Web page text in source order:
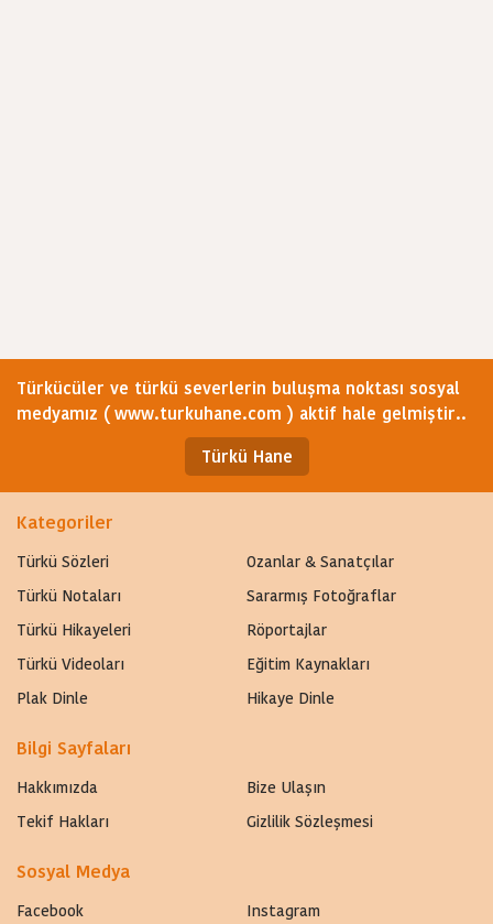
Türkücüler ve türkü severlerin buluşma noktası sosyal
medyamız ( www.turkuhane.com ) aktif hale gelmiştir..
Türkü Hane
Kategoriler
Türkü Sözleri
Ozanlar & Sanatçılar
Türkü Notaları
Sararmış Fotoğraflar
Türkü Hikayeleri
Röportajlar
Türkü Videoları
Eğitim Kaynakları
Plak Dinle
Hikaye Dinle
Bilgi Sayfaları
Hakkımızda
Bize Ulaşın
Tekif Hakları
Gizlilik Sözleşmesi
Sosyal Medya
Facebook Instagram